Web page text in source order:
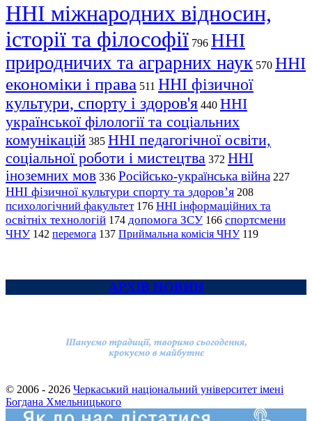
ННІ міжнародних відносин,
історії та філософії 796 ННІ
природничих та аграрних наук 570 ННІ
економіки і права 511 ННІ фізичної
культури, спорту і здоров'я 440 ННІ
української філології та соціальних
комунікацій 385 ННІ педагогічної освіти,
соціальної роботи і мистецтва 372 ННІ
іноземних мов 336 Російсько-українська війна 227
ННІ фізичної культури спорту та здоров’я 208
психологічний факультет 176 ННІ інформаційних та
освітніх технологій 174 допомога ЗСУ 166 спортсмени
ЧНУ 142 перемога 137 Приймальна комісія ЧНУ 119
АРХІВ НОВИН
© 2006 - 2026 Черкаський національний університет імені
Богдана Хмельницького